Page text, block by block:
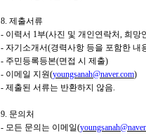
8. 제출서류
- 이력서 1부(사진 및 개인연락처, 희망
- 자기소개서(경력사항 등을 포함한 내
- 주민등록등본(면접 시 제출)
- 이메일 지원(youngsanah@naver.com)
- 제출된 서류는 반환하지 않음.
9. 문의처
- 모든 문의는 이메일(